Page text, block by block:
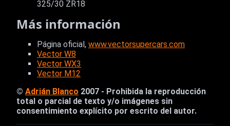
325/30 ZR18
Más información
Página oficial, www.vectorsupercars.com
Vector W8
Vector WX3
Vector M12
© Adrián Blanco 2007 - Prohibida la reproducción
total o parcial de texto y/o imágenes sin
consentimiento explícito por escrito del autor.